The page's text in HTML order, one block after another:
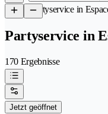
/Partyservice in
Partyservice in
170 Ergebnisse
Jetzt geöffnet